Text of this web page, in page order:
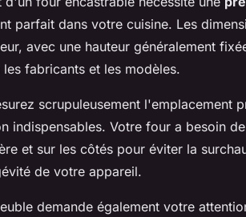
parfait dans votre cuisine. Les
avec une hauteur généralement
fabricants et les modèles.
scrupuleusement l'emplacement
indispensables. Votre four a besoin
et sur les côtés pour éviter la
de votre appareil.
demande également votre